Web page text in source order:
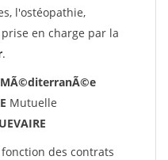
l'ostéopathie,
en charge par la
.
Mutuelle
des contrats